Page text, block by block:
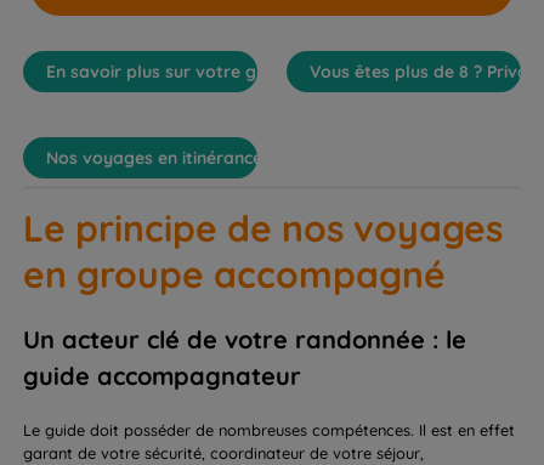
En savoir plus sur votre groupe Vous êtes plus de 8 ?
Nos voyages en itinérance
Le principe de nos voyages
en groupe accompagné
Un acteur clé de votre randonnée : le
guide accompagnateur
Le guide doit posséder de nombreuses compétences. Il est en effet
garant de votre sécurité, coordinateur de votre séjour,